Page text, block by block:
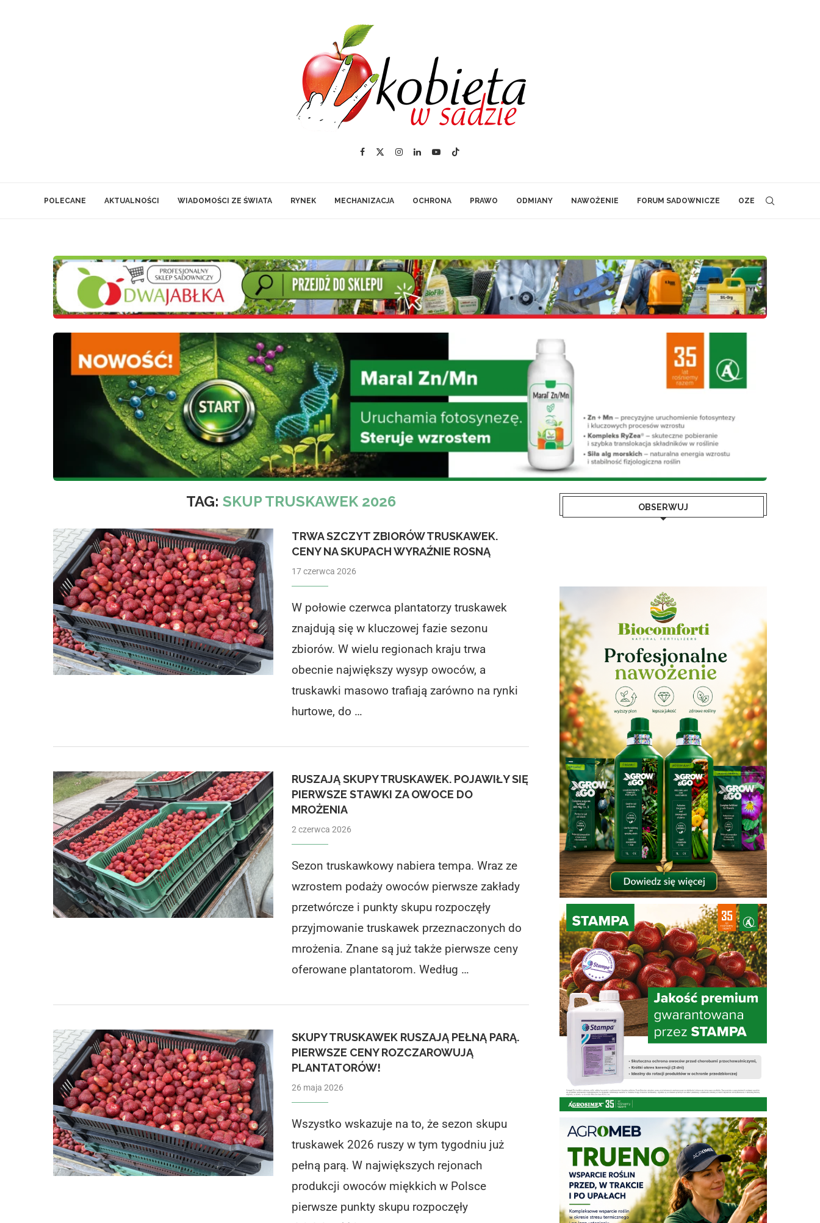
POLECANE AKTUALNOŚCI WIADOMOŚCI ZE ŚWIATA RYNEK MECHANIZACJA OCHRONA PRAWO ODMIANY NAWOŻENIE FORUM SADOWNICZE OZE
TAG: SKUP TRUSKAWEK 2026
TRWA SZCZYT ZBIORÓW TRUSKAWEK.
CENY NA SKUPACH WYRAŹNIE ROSNĄ
17 czerwca 2026
W połowie czerwca plantatorzy truskawek
znajdują się w kluczowej fazie sezonu
zbiorów. W wielu regionach kraju trwa
obecnie największy wysyp owoców, a
truskawki masowo trafiają zarówno na rynki
hurtowe, do …
RUSZAJĄ SKUPY TRUSKAWEK. POJAWIŁY SIĘ
PIERWSZE STAWKI ZA OWOCE DO
MROŻENIA
2 czerwca 2026
Sezon truskawkowy nabiera tempa. Wraz ze
wzrostem podaży owoców pierwsze zakłady
przetwórcze i punkty skupu rozpoczęły
przyjmowanie truskawek przeznaczonych do
mrożenia. Znane są już także pierwsze ceny
oferowane plantatorom. Według …
SKUPY TRUSKAWEK RUSZAJĄ PEŁNĄ PARĄ.
PIERWSZE CENY ROZCZAROWUJĄ
PLANTATORÓW!
26 maja 2026
Wszystko wskazuje na to, że sezon skupu
truskawek 2026 ruszy w tym tygodniu już
pełną parą. W największych rejonach
produkcji owoców miękkich w Polsce
pierwsze punkty skupu rozpoczęły
OBSERWUJ